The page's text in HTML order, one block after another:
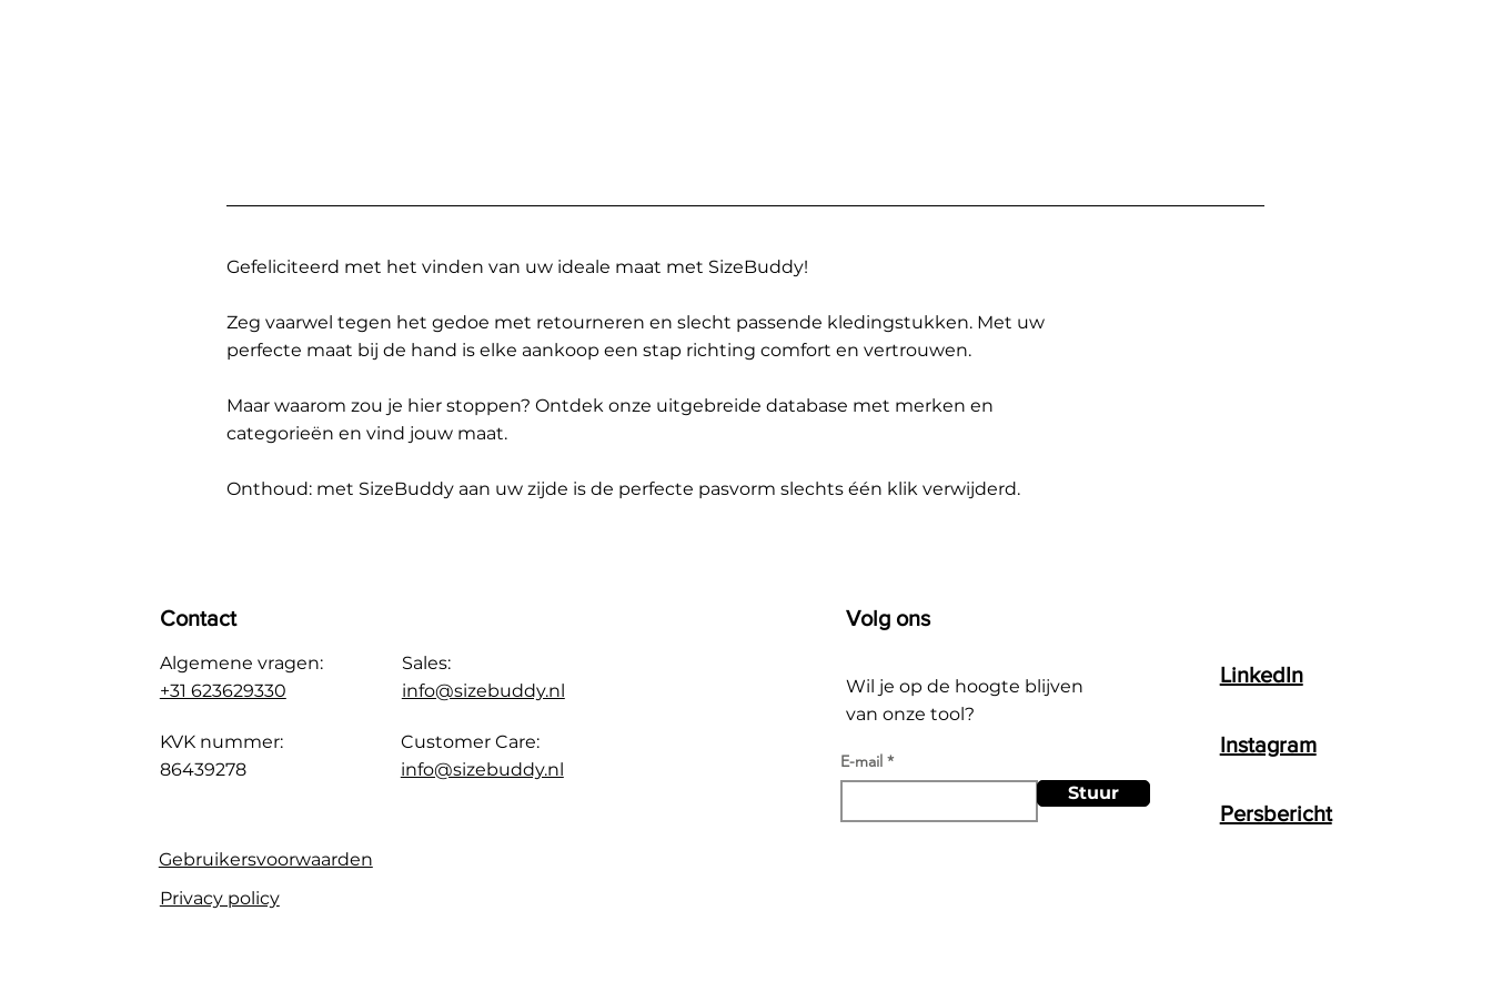
Gefeliciteerd met het vinden van uw ideale maat met SizeBuddy!
Zeg vaarwel tegen het gedoe met retourneren en slecht passende kledingstukken. Met uw
perfecte maat bij de hand is elke aankoop een stap richting comfort en vertrouwen.
Maar waarom zou je hier stoppen? Ontdek onze uitgebreide database met merken en
categorieën en vind jouw maat.
Onthoud: met SizeBuddy aan uw zijde is de perfecte pasvorm slechts één klik verwijderd.
Contact
Algemene vragen:
+31 623629330
KVK nummer:
86439278
Sales:
info@sizebuddy.nl
Customer Care:
info@sizebuddy.nl
Gebruikersvoorwaarden
Privacy policy
Volg ons
Wil je op de hoogte blijven
van onze tool?
E-mail
Stuur
LinkedIn
Instagram
Persbericht